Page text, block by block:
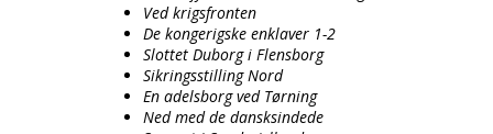
Ved krigsfronten
De kongerigske enklaver 1-2
Slottet Duborg i Flensborg
Sikringsstilling Nord
En adelsborg ved Tørning
Ned med de dansksindede